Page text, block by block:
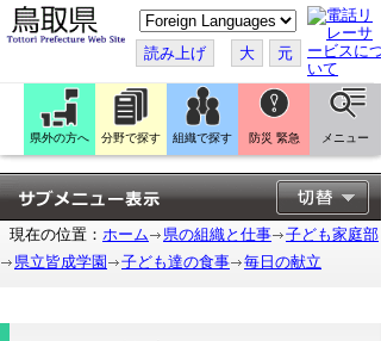
こ
の
ペ
ー
ジ
翻
訳
す
る
読み上げ 大 元
県外の方へ 分野で探す 組織で探す 防災 緊急 メニュー
現在の位置： ホーム 県の組織と仕事
子ども家庭部
県立皆成学園
子ども達の食事 毎日の献立